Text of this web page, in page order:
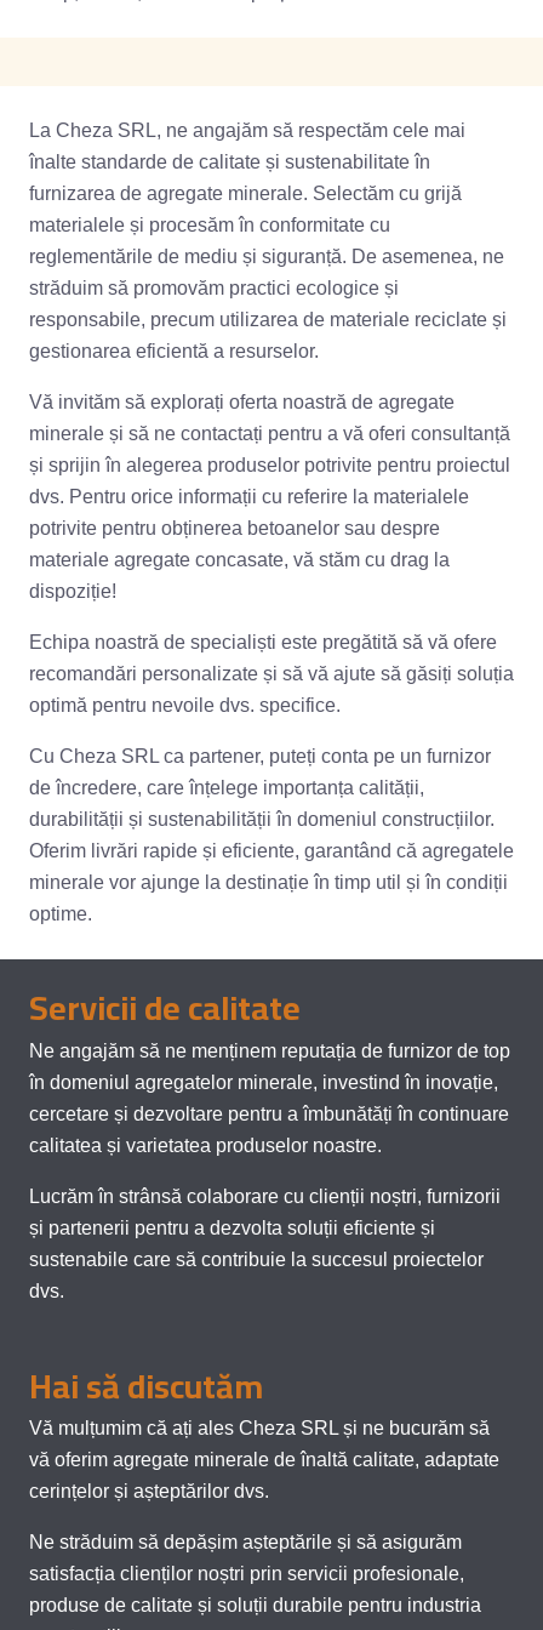
La Cheza SRL, ne angajăm să respectăm cele mai
înalte standarde de calitate și sustenabilitate în
furnizarea de agregate minerale. Selectăm cu grijă
materialele și procesăm în conformitate cu
reglementările de mediu și siguranță. De asemenea, ne
străduim să promovăm practici ecologice și
responsabile, precum utilizarea de materiale reciclate și
gestionarea eficientă a resurselor.
Vă invităm să explorați oferta noastră de agregate
minerale și să ne contactați pentru a vă oferi consultanță
și sprijin în alegerea produselor potrivite pentru proiectul
dvs. Pentru orice informații cu referire la materialele
potrivite pentru obținerea betoanelor sau despre
materiale agregate concasate, vă stăm cu drag la
dispoziție!
Echipa noastră de specialiști este pregătită să vă ofere
recomandări personalizate și să vă ajute să găsiți soluția
optimă pentru nevoile dvs. specifice.
Cu Cheza SRL ca partener, puteți conta pe un furnizor
de încredere, care înțelege importanța calității,
durabilității și sustenabilității în domeniul construcțiilor.
Oferim livrări rapide și eficiente, garantând că agregatele
minerale vor ajunge la destinație în timp util și în condiții
optime.
Servicii de calitate
Ne angajăm să ne menținem reputația de furnizor de top
în domeniul agregatelor minerale, investind în inovație,
cercetare și dezvoltare pentru a îmbunătăți în continuare
calitatea și varietatea produselor noastre.
Lucrăm în strânsă colaborare cu clienții noștri, furnizorii
și partenerii pentru a dezvolta soluții eficiente și
sustenabile care să contribuie la succesul proiectelor
dvs.
Hai să discutăm
Vă mulțumim că ați ales Cheza SRL și ne bucurăm să
vă oferim agregate minerale de înaltă calitate, adaptate
cerințelor și așteptărilor dvs.
Ne străduim să depășim așteptările și să asigurăm
satisfacția clienților noștri prin servicii profesionale,
produse de calitate și soluții durabile pentru industria